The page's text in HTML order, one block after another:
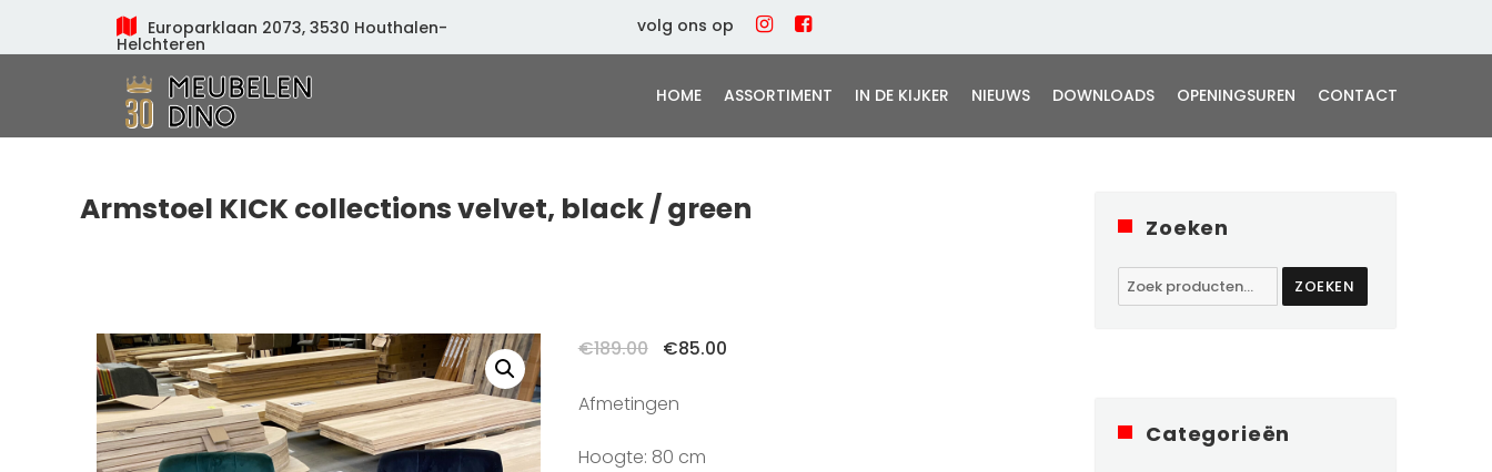
Europarklaan 2073, 3530 Houthalen-
Helchteren
volg ons op
HOME ASSORTIMENT IN DE KIJKER NIEUWS DOWNLOADS OPENINGSUREN CONTACT
Armstoel KICK collections velvet, black / green
€189.00
Oorspronkelijke
was:
€85.00
Afmetingen
Hoogte: 80 cm
Zoeken
Zoeken
naar:
ZOEKEN
Categorieën